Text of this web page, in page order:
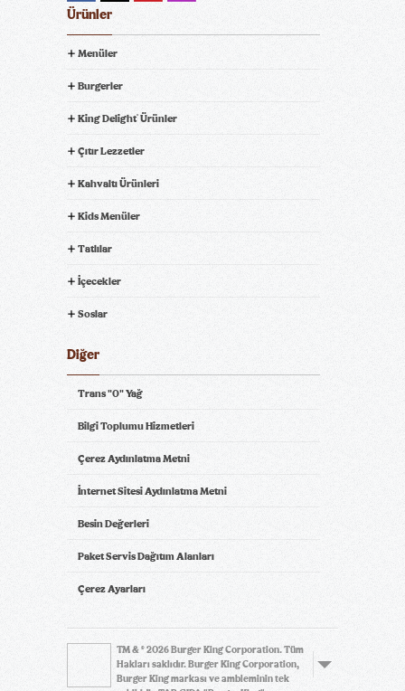
Ürünler
Menüler
Burgerler
King Delight® Ürünler
Çıtır Lezzetler
Kahvaltı Ürünleri
Kids Menüler
Tatlılar
İçecekler
Soslar
Diğer
Trans "0" Yağ
Bilgi Toplumu Hizmetleri
Çerez Aydınlatma Metni
İnternet Sitesi Aydınlatma Metni
Besin Değerleri
Paket Servis Dağıtım Alanları
Çerez Ayarları
TM & © 2026 Burger King Corporation. Tüm
Hakları saklıdır. Burger King Corporation,
Burger King markası ve ambleminin tek